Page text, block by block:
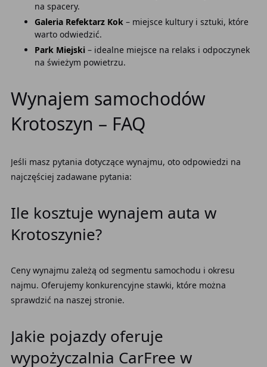
na spacery.
Galeria Refektarz Kok– miejsce kultury i sztuki, które
warto odwiedzić.
Park Miejski– idealne miejsce na relaks i odpoczynek
na świeżym powietrzu.
Wynajem samochodów
Krotoszyn – FAQ
Jeśli masz pytania dotyczące wynajmu, oto odpowiedzi na
najczęściej zadawane pytania:
Ile kosztuje wynajem auta w
Krotoszynie?
Ceny wynajmu zależą od segmentu samochodu i okresu
najmu. Oferujemy konkurencyjne stawki, które można
sprawdzić na naszej stronie.
Jakie pojazdy oferuje
wypożyczalnia CarFree w